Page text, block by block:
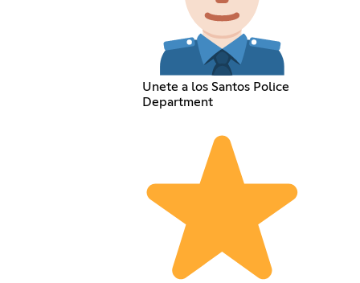
Unete a los Santos Police
Department